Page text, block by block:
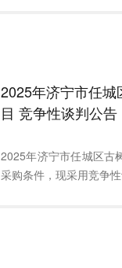
2025年济宁市任城
目 竞争性谈判公告
2025年济宁市任城区古
采购条件，现采用竞争